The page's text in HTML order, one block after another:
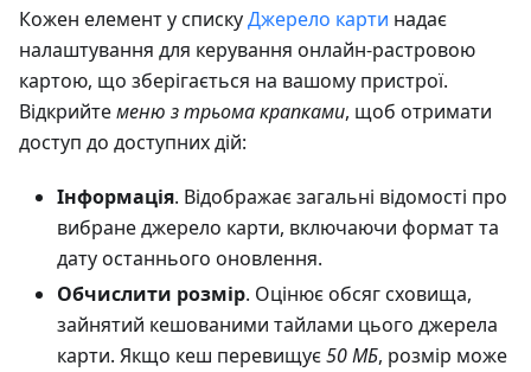
Кожен елемент у спискуДжерело карти надає
налаштування для керування онлайн-растровою
картою, що зберігається на вашому пристрої.
Відкрийтеменю з трьома крапками, щоб отримати
доступ до доступних дій:
Інформація. Відображає загальні відомості про
вибране джерело карти, включаючи формат та
дату останнього оновлення.
Обчислити розмір. Оцінює обсяг сховища,
зайнятий кешованими тайлами цього джерела
карти. Якщо кеш перевищує50 МБ, розмір може